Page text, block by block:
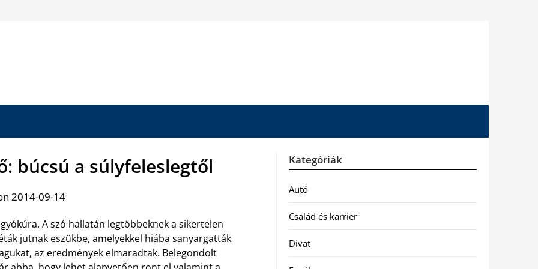
búcsú a súlyfeleslegtől
2014-09-14
A szó hallatán legtöbbeknek a sikertelen
jutnak eszükbe, amelyekkel hiába sanyargatták
az eredmények elmaradtak. Belegondolt
Kategóriák
Autó
Család és karrier
Divat